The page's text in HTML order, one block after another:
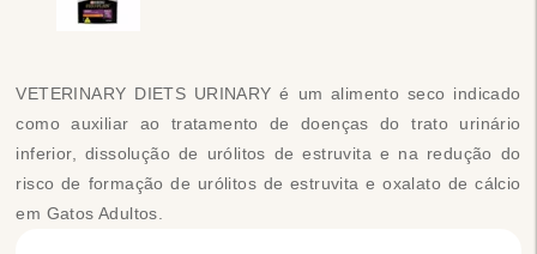
VETERINARY DIETS URINARY é um alimento seco indicado
como auxiliar ao tratamento de doenças do trato urinário
inferior, dissolução de urólitos de estruvita e na redução do
risco de formação de urólitos de estruvita e oxalato de cálcio
em Gatos Adultos.